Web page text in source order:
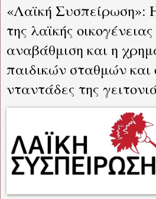
«Λαϊκή Συσπείρωση»:
της λαϊκής
αναβάθμιση και η
παιδικών σταθμών και
νταντάδες της